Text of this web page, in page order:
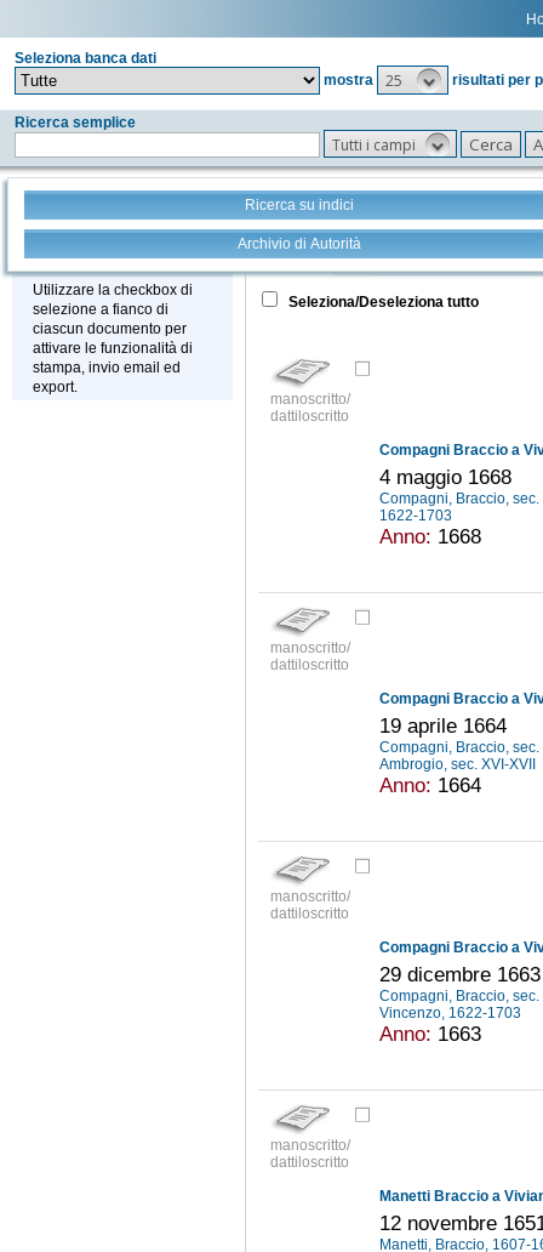
Seleziona banca dati
mostra
25 risultati per
Ricerca semplice
Tutti i campi
Ricerca su indici
Archivio di Autorità
Stampa - Email - Export
Utilizzare la checkbox di
selezione a fianco di
ciascun documento per
attivare le funzionalità di
stampa, invio email ed
export.
Tutto +
Seleziona/Deseleziona tutto
manoscritto/
dattiloscritto
Compagni Braccio a
4 maggio 1668
Compagni, Braccio,
1622-1703
Anno: 1668
manoscritto/
dattiloscritto
Compagni Braccio a
19 aprile 1664
Compagni, Braccio,
Ambrogio, sec. XVI-XVII
Anno: 1664
manoscritto/
dattiloscritto
Compagni Braccio a
29 dicembre 1663
Compagni, Braccio,
Vincenzo, 1622-1703
Anno: 1663
manoscritto/
dattiloscritto
Manetti Braccio a
12 novembre
Manetti, Braccio, 1607-